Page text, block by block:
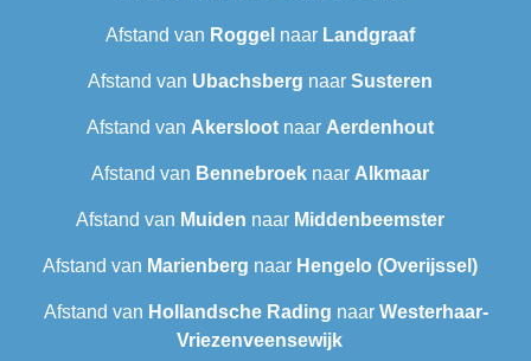
Afstand van Roggel naar Landgraaf
Afstand van Ubachsberg naar Susteren
Afstand van Akerslootnaar Aerdenhout
Afstand van Bennebroeknaar Alkmaar
Afstand van Muiden naar Middenbeemster
Afstand van Marienberg naar Hengelo (Overijssel)
Afstand van Hollandsche Rading naar Westerhaar-
Vriezenveensewijk